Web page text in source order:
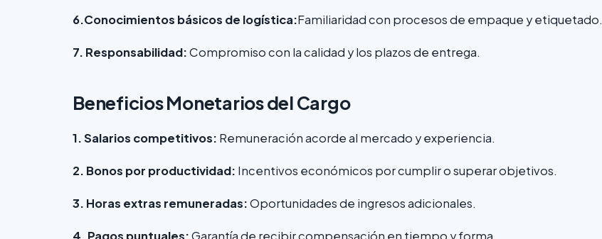
6.Conocimientos básicos de logística:Familiaridad con procesos de empaque y etiquetado.
7. Responsabilidad:Compromiso con la calidad y los plazos de entrega.
Beneficios Monetarios del Cargo
1. Salarios competitivos: Remuneración acorde al mercado y experiencia.
2. Bonos por productividad: Incentivos económicos por cumplir o superar objetivos.
3. Horas extras remuneradas:Oportunidades de ingresos adicionales.
4. Pagos puntuales:Garantía de recibir compensación en tiempo y forma.